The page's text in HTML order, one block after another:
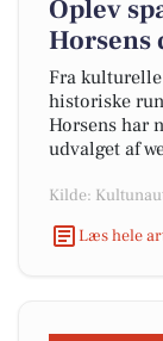
Oplev
Horsens
Fra
historiske
Horsens har
udvalget af
Kilde:
Læs hele